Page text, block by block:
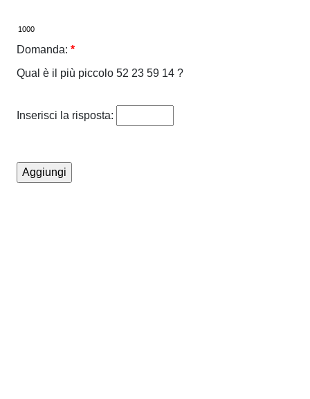
Domanda: *
Qual è il più piccolo 52 23 59 14 ?
Inserisci la risposta: